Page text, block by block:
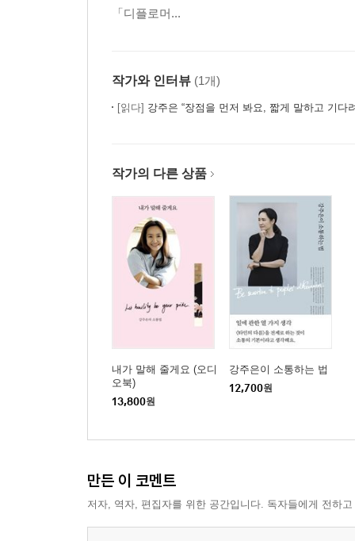
「디플로머...
작가와 인터뷰 (1개)
[읽다] 강주은 “장점을 먼저 봐요, 짧게 말하고 기다
작가의 다른 상품
내가 말해 줄게요 (오디
오북)
13,800원
강주은이 소통하는 법
12,700원
만든 이 코멘트
저자, 역자, 편집자를 위한 공간입니다. 독자들에게 전하